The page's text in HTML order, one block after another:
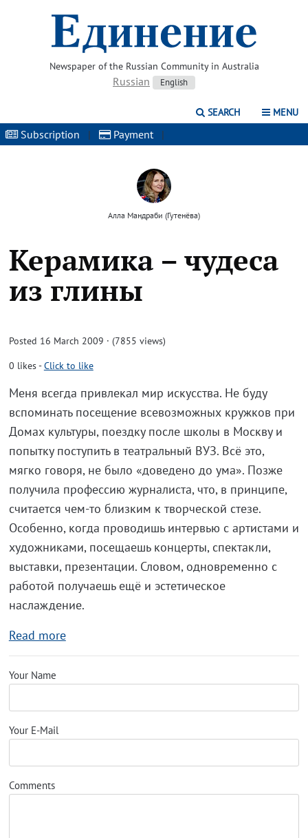
Newspaper of the Russian Community in Australia
Russian English
SEARCH MENU
Subscription | Payment |
Алла Мандраби (Гутенёва)
Керамика – чудеса
из глины
Posted 16 March 2009 · (7855 views)
0 likes-Click to like
Меня всегда привлекал мир искусства. Не буду
вспоминать посещение всевозможных кружков при
Домах культуры, поездку после школы в Москву и
попытку поступить в театральный ВУЗ. Всё это,
мягко говоря, не было «доведено до ума». Позже
получила профессию журналиста, что, в принципе,
считается чем-то близким к творческой стезе.
Особенно, когда проводишь интервью с артистами и
художниками, посещаешь концерты, спектакли,
выставки, презентации. Словом, одновременно с
работой получаешь ещё и эстетическое
наслаждение.
Read more
Your Name
Your E-Mail
Comments